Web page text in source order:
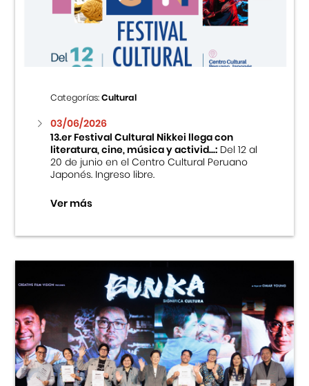
Centro Cultural Peruano Japonés
Cursos
Museo de la Inmigración Japonesa
Fondo Editorial
Teatro Peruano Japonés
Categorías:Cultural
03/06/2026
13.er Festival Cultural Nikkei llega con
literatura, cine, música y activid...:Del 12 al
20 de junio en el Centro Cultural Peruano
Japonés. Ingreso libre.
Ver más